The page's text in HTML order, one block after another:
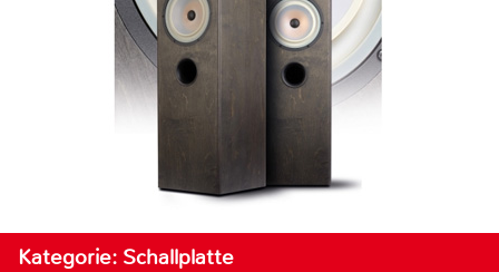
Kategorie: Schallplatte